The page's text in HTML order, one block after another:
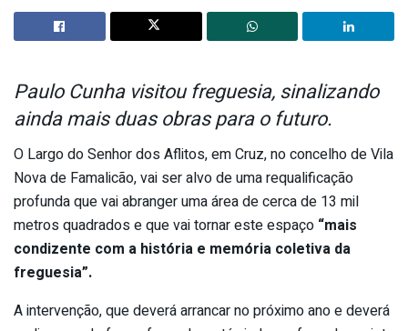
Paulo Cunha visitou freguesia, sinalizando
ainda mais duas obras para o futuro.
O Largo do Senhor dos Aflitos, em Cruz, no concelho de Vila
Nova de Famalicão, vai ser alvo de uma requalificação
profunda que vai abranger uma área de cerca de 13 mil
metros quadrados e que vai tornar este espaço “mais
condizente com a história e memória coletiva da
freguesia”.
A intervenção, que deverá arrancar no próximo ano e deverá